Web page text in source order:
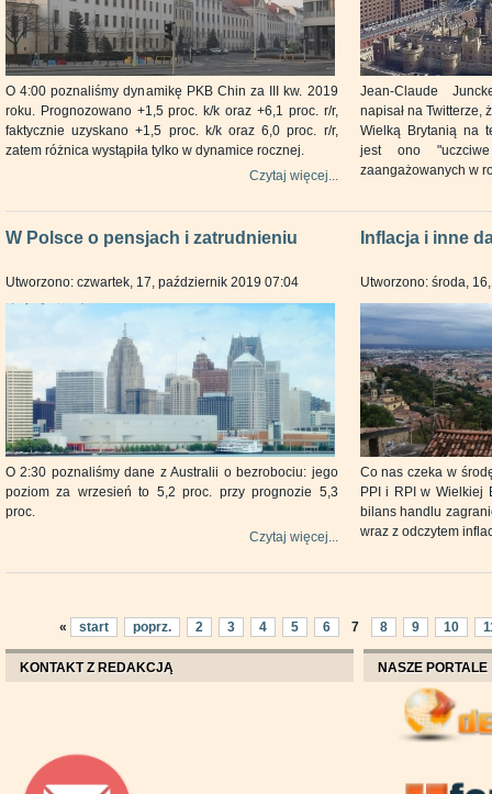
O 4:00 poznaliśmy dynamikę PKB Chin za III kw. 2019
roku. Prognozowano +1,5 proc. k/k oraz +6,1 proc. r/r,
faktycznie uzyskano +1,5 proc. k/k oraz 6,0 proc. r/r,
zatem różnica wystąpiła tylko w dynamice rocznej.
Czytaj więcej...
Jean-Claude
napisał na Twitterze,
Wielką Brytanią na
jest ono
zaangażowanych w
W Polsce o pensjach i zatrudnieniu
Utworzono: czwartek, 17, październik 2019 07:04
O 2:30 poznaliśmy dane z Australii o bezrobociu: jego
poziom za wrzesień to 5,2 proc. przy prognozie 5,3
proc.
Czytaj więcej...
Inflacja i inne
Utworzono: środa,
Co nas czeka w
PPI i RPI w Wielkiej
bilans handlu
wraz z odczytem
« start poprz. 2 3 4 5 6 7 8 9 10
KONTAKT Z REDAKCJĄ NASZE PORTALE